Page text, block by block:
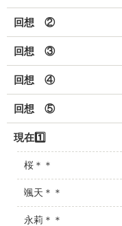
回想 ②
回想 ③
回想 ④
回想 ⑤
現在1️⃣
桜＊＊
颯天＊＊
永莉＊＊